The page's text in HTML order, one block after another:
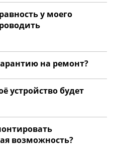
у моего
на ремонт?
устройство будет
возможность?